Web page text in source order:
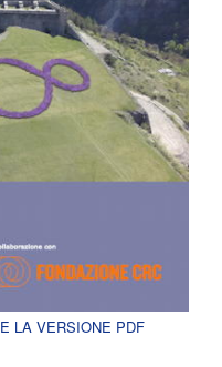
LA VERSIONE PDF